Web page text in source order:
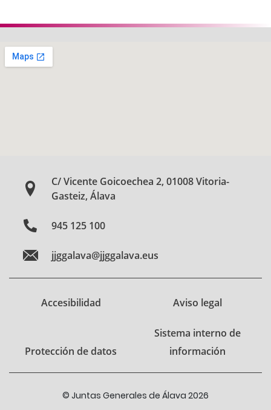
C/ Vicente Goicoechea 2, 01008 Vitoria-
Gasteiz, Álava
945 125 100
jjggalava@jjggalava.eus
Accesibilidad Aviso legal
Protección de datos
Sistema interno de
información
© Juntas Generales de Álava 2026